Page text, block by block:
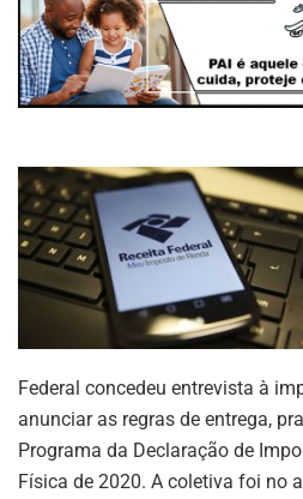
Federal concedeu entrevista à
anunciar as regras de entrega,
Programa da Declaração de
Física de 2020. A coletiva foi no